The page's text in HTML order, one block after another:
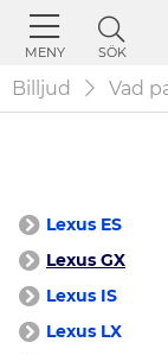
MENY SÖK
Billjud Vad
Lexus ES
Lexus GX
Lexus IS
Lexus LX